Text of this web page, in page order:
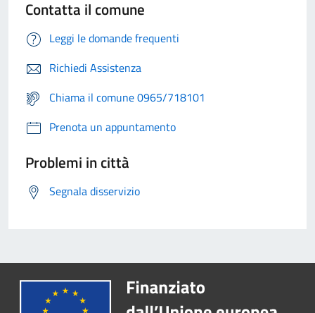
Contatta il comune
Leggi le domande frequenti
Richiedi Assistenza
Chiama il comune 0965/718101
Prenota un appuntamento
Problemi in città
Segnala disservizio